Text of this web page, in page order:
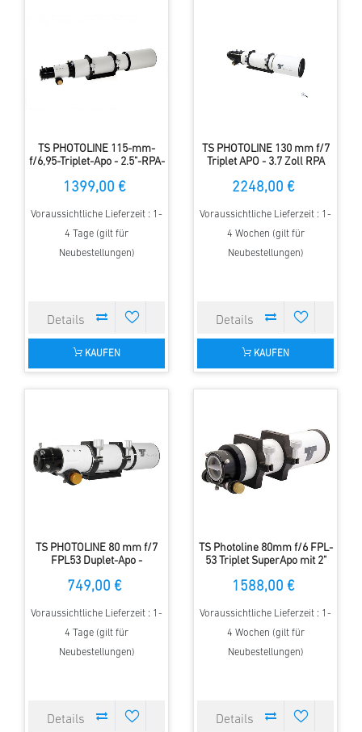
TS PHOTOLINE 115-mm-
f/6,95-Triplet-Apo - 2.5"-RPA-
1399,00 €
Voraussichtliche Lieferzeit : 1-
4 Tage (gilt für
Neubestellungen)
KAUFEN
TS PHOTOLINE 130 mm f/7
Triplet APO - 3.7 Zoll RPA
2248,00 €
Voraussichtliche Lieferzeit : 1-
4 Wochen (gilt für
Neubestellungen)
KAUFEN
TS PHOTOLINE 80 mm f/7
FPL53 Duplet-Apo -
749,00 €
Voraussichtliche Lieferzeit : 1-
4 Tage (gilt für
Neubestellungen)
TS Photoline 80mm f/6 FPL-
53 Triplet SuperApo mit 2"
Okularauszug
1588,00 €
Voraussichtliche Lieferzeit : 1-
4 Wochen (gilt für
Neubestellungen)